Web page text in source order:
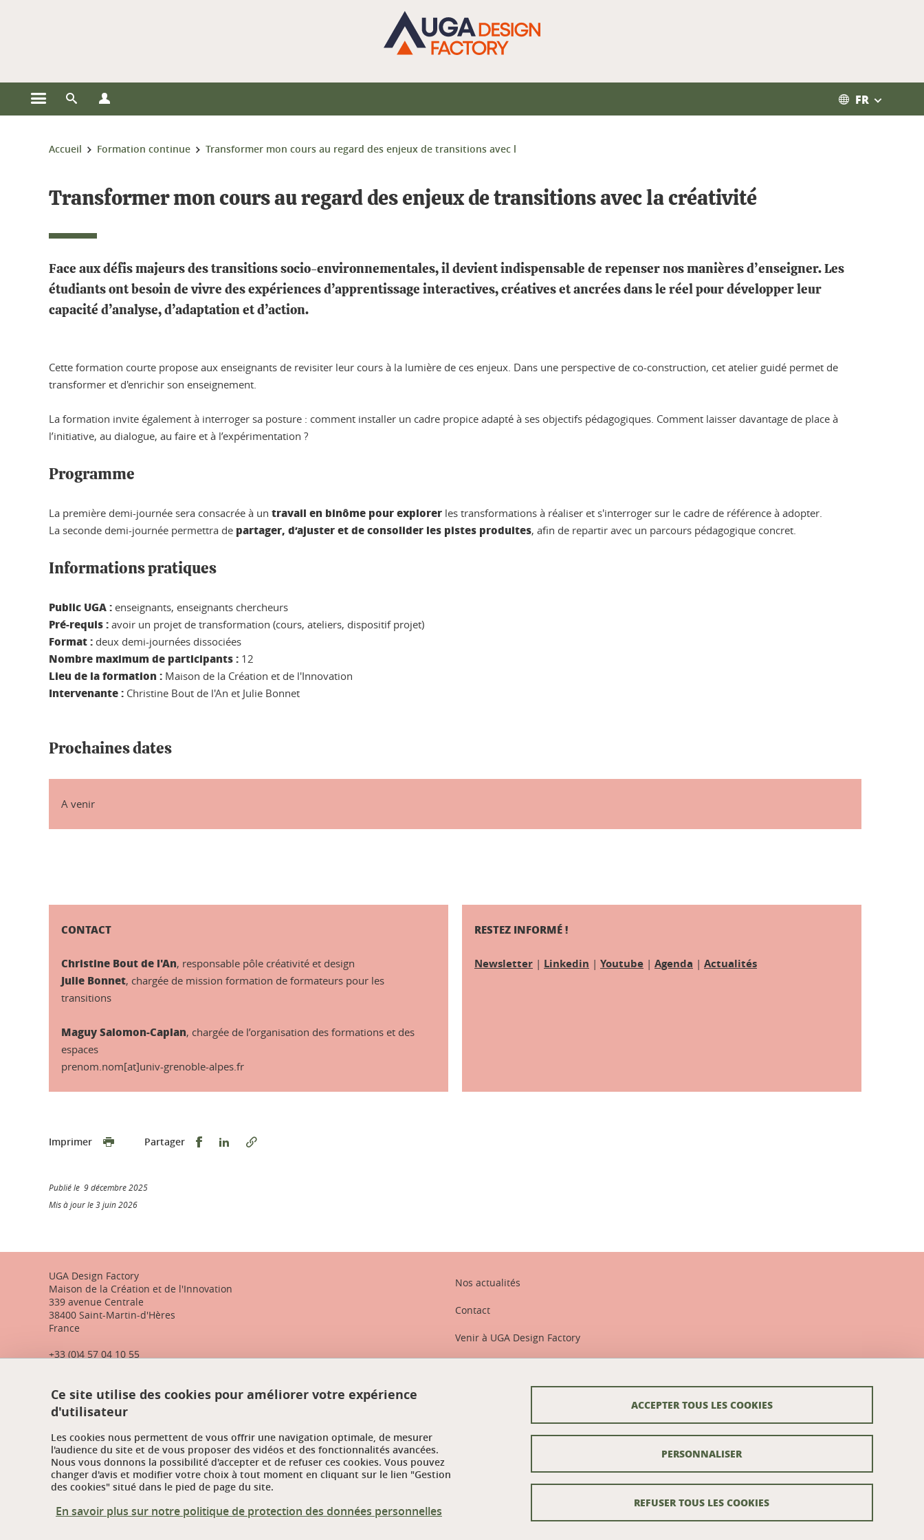
Ouvrir le menu principal
Ouvrir le moteur de recherche FR
Vous êtes ici :
Accueil Formation continue Transformer mon cours au regard des enjeux de transitions avec l
Transformer mon cours au regard des enjeux de transitions avec la créativité
Face aux défis majeurs des transitions socio-environnementales, il devient indispensable de repenser nos manières d’enseigner. Les
étudiants ont besoin de vivre des expériences d’apprentissage interactives, créatives et ancrées dans le réel pour développer leur
capacité d’analyse, d’adaptation et d’action.
Cette formation courte propose aux enseignants de revisiter leur cours à la lumière de ces enjeux. Dans une perspective de co-construction, cet atelier guidé permet de
transformer et d'enrichir son enseignement.
La formation invite également à interroger sa posture : comment installer un cadre propice adapté à ses objectifs pédagogiques. Comment laisser davantage de place à
l’initiative, au dialogue, au faire et à l’expérimentation ?
Programme
La première demi-journée sera consacrée à un travail en binôme pour explorer les transformations à réaliser et s'interroger sur le cadre de référence à adopter.
La seconde demi-journée permettra de partager, d’ajuster et de consolider les pistes produites, afin de repartir avec un parcours pédagogique concret.
Informations pratiques
Public UGA : enseignants, enseignants chercheurs
Pré-requis : avoir un projet de transformation (cours, ateliers, dispositif projet)
Format : deux demi-journées dissociées
Nombre maximum de participants : 12
Lieu de la formation : Maison de la Création et de l'Innovation
Intervenante : Christine Bout de l'An et Julie Bonnet
Prochaines dates
A venir
CONTACT
Christine Bout de l'An, responsable pôle créativité et design
Julie Bonnet, chargée de mission formation de formateurs pour les
transitions
Maguy Salomon-Caplan, chargée de l’organisation des formations et des
espaces
prenom.nom[at]univ-grenoble-alpes.fr
RESTEZ INFORMÉ !
Newsletter | Linkedin | Youtube | Agenda | Actualités
Imprimer Partager Partager sur Facebook
Partager sur LinkedIn
Publié le 9 décembre 2025
Mis à jour le 3 juin 2026
UGA Design Factory
Maison de la Création et de l'Innovation
339 avenue Centrale
38400 Saint-Martin-d'Hères
France
+33 (0)4 57 04 10 55
Nos actualités
Contact
Venir à UGA Design Factory
Données personnelles
Politique des cookies
Ce site utilise des cookies pour améliorer votre expérience
d'utilisateur
Les cookies nous permettent de vous offrir une navigation optimale, de mesurer
l'audience du site et de vous proposer des vidéos et des fonctionnalités avancées.
Nous vous donnons la possibilité d'accepter et de refuser ces cookies. Vous pouvez
changer d'avis et modifier votre choix à tout moment en cliquant sur le lien "Gestion
des cookies" situé dans le pied de page du site.
En savoir plus sur notre politique de protection des données personnelles
ACCEPTER TOUS LES COOKIES
REFUSER TOUS LES COOKIES
PERSONNALISER